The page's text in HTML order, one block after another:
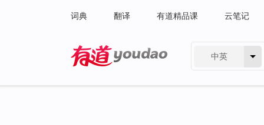
词典 翻译 有道精品课 云笔记
中英